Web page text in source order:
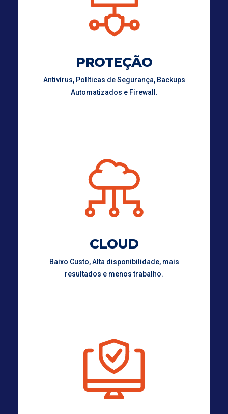
PROTEÇÃO
Antivírus, Políticas de Segurança, Backups
Automatizados e Firewall.
CLOUD
Baixo Custo, Alta disponibilidade, mais
resultados e menos trabalho.